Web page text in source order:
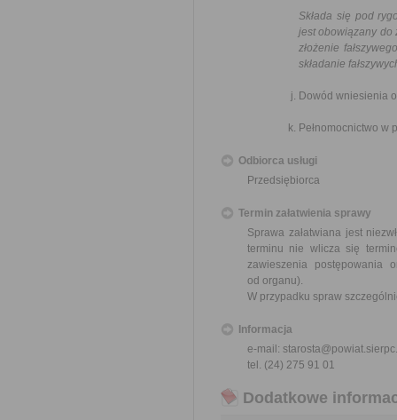
Składa się pod
jest obowiązany do
złożenie
składanie
Dowód wniesienia
Pełnomocnictwo w
Odbiorca usługi
Przedsiębiorca
Termin załatwienia sprawy
Sprawa załatwiana jest
terminu nie wlicza się
zawieszenia postępowania
od organu).
W przypadku spraw
Informacja
e-mail:
tel. (24) 275 91 01
Dodatkowe